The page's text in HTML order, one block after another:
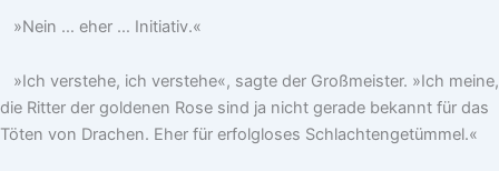
»Nein … eher … Initiativ.«
»Ich verstehe, ich verstehe«, sagte der Großmeister. »Ich meine,
die Ritter der goldenen Rose sind ja nicht gerade bekannt für das
Töten von Drachen. Eher für erfolgloses Schlachtengetümmel.«